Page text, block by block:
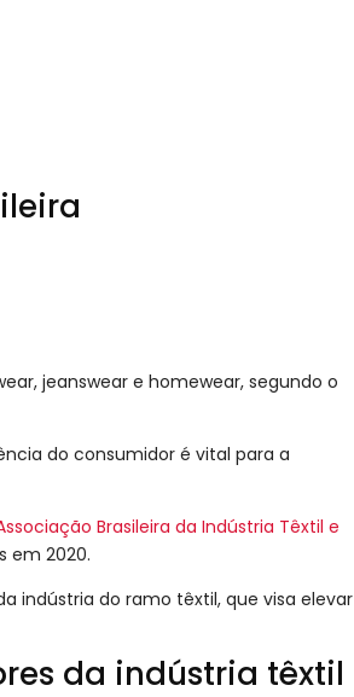
jeanswear e homewear, segundo o
do consumidor é vital para a
Brasileira da Indústria Têxtil e
em 2020.
indústria do ramo têxtil, que visa elevar
da indústria têxtil